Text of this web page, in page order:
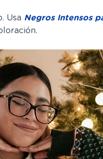
Usa Negros Intensos